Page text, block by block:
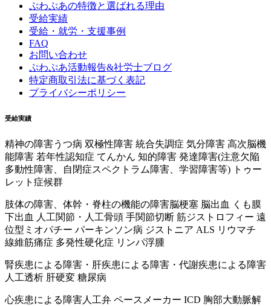
ぷわぷあの特徴と選ばれる理由
受給実績
受給・就労・支援事例
FAQ
お問い合わせ
ぷわぷあ活動報告&社労士ブログ
特定商取引法に基づく表記
プライバシーポリシー
受給実績
精神の障害うつ病 双極性障害 統合失調症 気分障害 高次脳機
能障害 若年性認知症 てんかん 知的障害 発達障害(注意欠陥
多動性障害、自閉症スペクトラム障害、学習障害等) トゥー
レット症候群
肢体の障害、体幹・脊柱の機能の障害脳梗塞 脳出血 くも膜
下出血 人工関節・人工骨頭 手関節切断 筋ジストロフィー 遠
位型ミオパチー パーキンソン病 ジストニア ALS リウマチ
線維筋痛症 多発性硬化症 リンパ浮腫
腎疾患による障害・肝疾患による障害・代謝疾患による障害
人工透析 肝硬変 糖尿病
心疾患による障害人工弁 ペースメーカー ICD 胸部大動脈解